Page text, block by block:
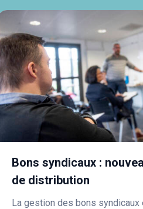
Bons syndicaux :
de distribution
La gestion des bons syndicaux